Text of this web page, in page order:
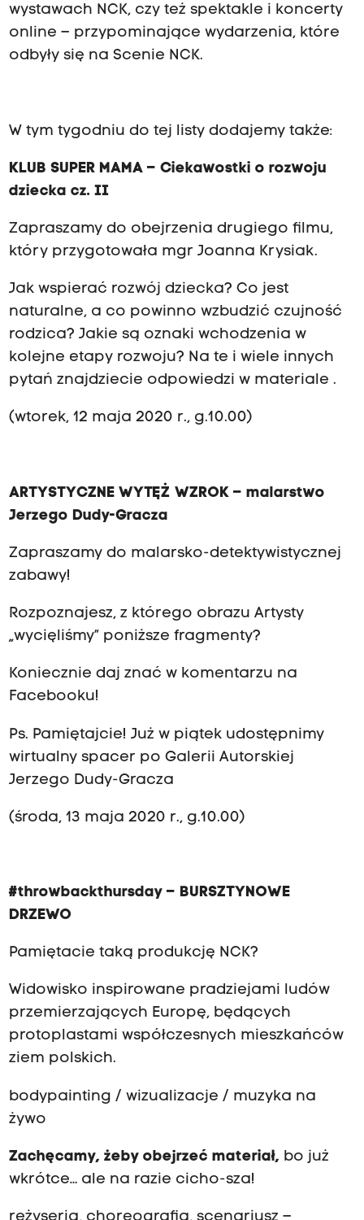
wystawach NCK,czy też spektakle i koncerty
online – przypominające wydarzenia, które
odbyły się na Scenie NCK.
W tym tygodniu do tej listy dodajemy także:
KLUB SUPER MAMA – Ciekawostki o rozwoju
dziecka cz. II
Zapraszamy do obejrzenia drugiego filmu,
który przygotowała mgr Joanna Krysiak.
Jak wspierać rozwój dziecka? Co jest
naturalne, a co powinno wzbudzić czujność
rodzica? Jakie są oznaki wchodzenia w
kolejne etapy rozwoju? Na te i wiele innych
pytań znajdziecie odpowiedzi w materiale .
(wtorek, 12 maja 2020 r., g.10.00)
ARTYSTYCZNE WYTĘŻ WZROK – malarstwo
Jerzego Dudy-Gracza
Zapraszamy do malarsko-detektywistycznej
zabawy!
Rozpoznajesz, z którego obrazu Artysty
„wycięliśmy” poniższe fragmenty?
Koniecznie daj znać w komentarzu na
Facebooku!
Ps. Pamiętajcie! Już w piątek udostępnimy
wirtualny spacer po Galerii Autorskiej
Jerzego Dudy-Gracza
(środa, 13 maja 2020 r., g.10.00)
#throwbackthursday – BURSZTYNOWE
DRZEWO
Pamiętacie taką produkcję NCK?
Widowisko inspirowane pradziejami ludów
przemierzających Europę, będących
protoplastami współczesnych mieszkańców
ziem polskich.
bodypainting / wizualizacje / muzyka na
żywo
Zachęcamy, żeby obejrzeć materiał, bo już
wkrótce… ale na razie cicho-sza!